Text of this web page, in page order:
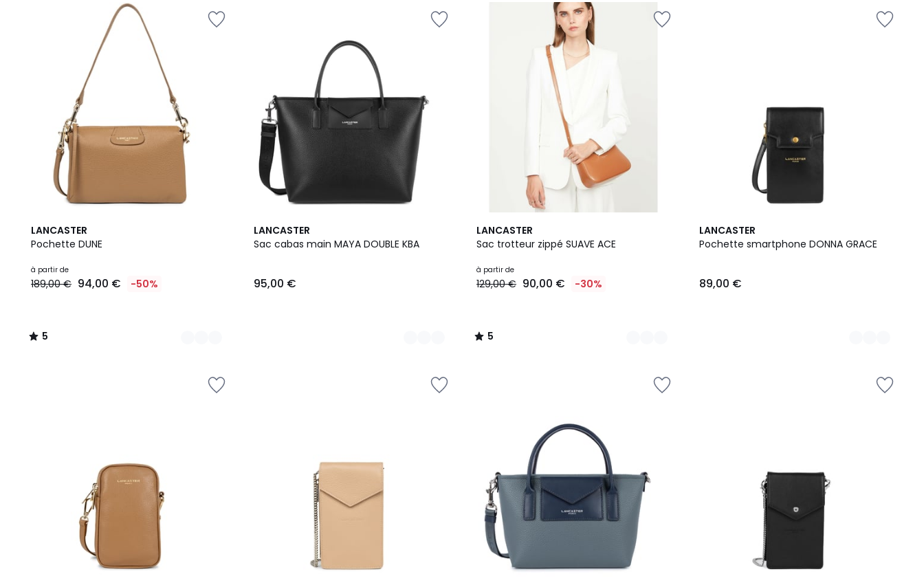
LANCASTER
Pochette DUNE
à partir de
189,00 € 94,00 € -50%
5
/
12
Couleurs
5
/
LANCASTER
Sac cabas main MAYA DOUBLE KBA
95,00 €
7
Couleurs
LANCASTER
Sac trotteur zippé SUAVE ACE
à partir de
129,00 € 90,00 € -30%
5
/
15
Couleurs
5
/
LANCASTER
Pochette smartphone DONNA GRACE
89,00 €
8
Couleurs